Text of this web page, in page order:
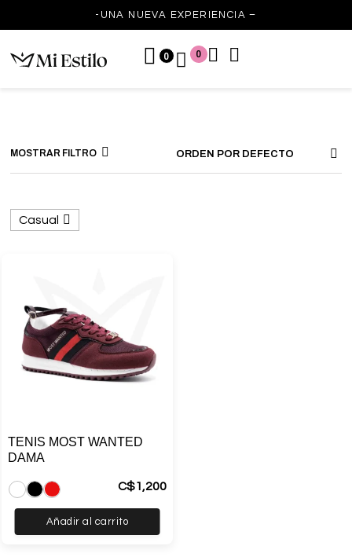
-UNA NUEVA EXPERIENCIA –
0 0
MOSTRAR FILTRO ORDEN POR DEFECTO
Casual
Añadir al carrito
TENIS MOST WANTED
DAMA
C$1,200